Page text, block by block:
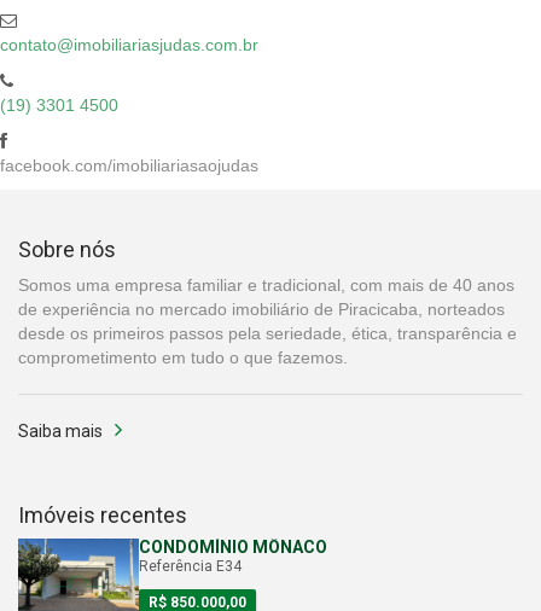
contato@imobiliariasjudas.com.br
(19) 3301 4500
facebook.com/imobiliariasaojudas
Sobre nós
Somos uma empresa familiar e tradicional, com mais de 40 anos
de experiência no mercado imobiliário de Piracicaba, norteados
desde os primeiros passos pela seriedade, ética, transparência e
comprometimento em tudo o que fazemos.
Saiba mais
Imóveis recentes
CONDOMÍNIO MÔNACO
Referência E34
R$ 850.000,00